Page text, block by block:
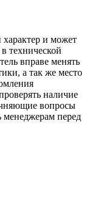
и может
технической
вправе менять
а так же место
наличие
вопросы
менеджерам перед